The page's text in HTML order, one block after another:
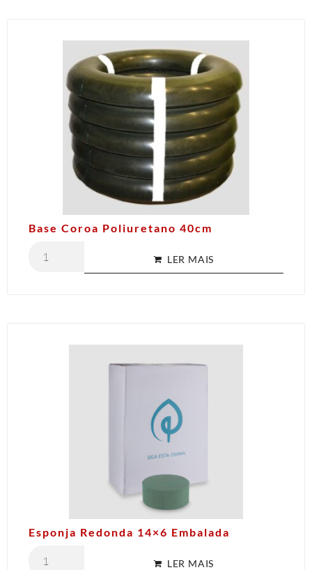
Base Coroa Poliuretano 40cm
LER MAIS
Esponja Redonda 14×6 Embalada
LER MAIS